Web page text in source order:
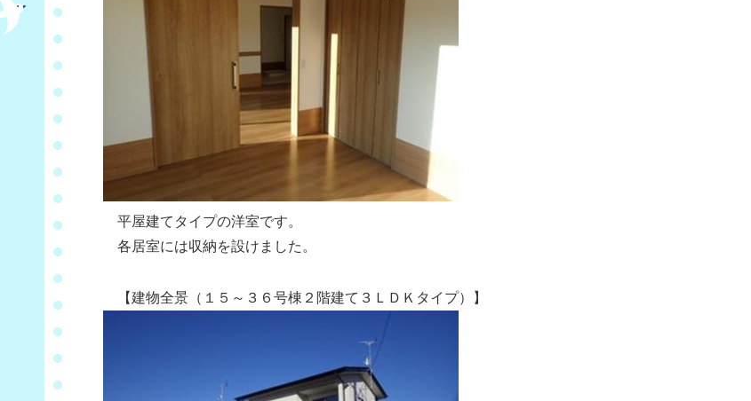
平屋建てタイプの洋室です。
各居室には収納を設けました。
【建物全景（１５～３６号棟２階建て３ＬＤＫタイプ）】